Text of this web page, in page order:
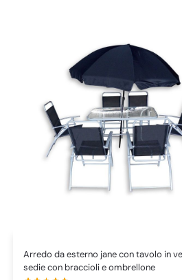
Arredo da esterno jane con tavolo in
sedie con braccioli e ombrellone